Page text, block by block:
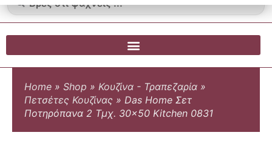
...
Home » Shop » Κουζίνα - Τραπεζαρία »
Πετσέτες Κουζίνας » Das Home Σετ
Ποτηρόπανα 2 Τμχ. 30×50 Kitchen 0831